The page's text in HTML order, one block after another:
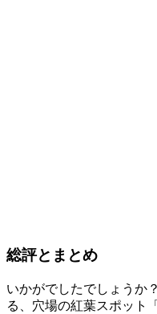
総評とまとめ
いかがでしたでしょうか
る、穴場の紅葉スポット